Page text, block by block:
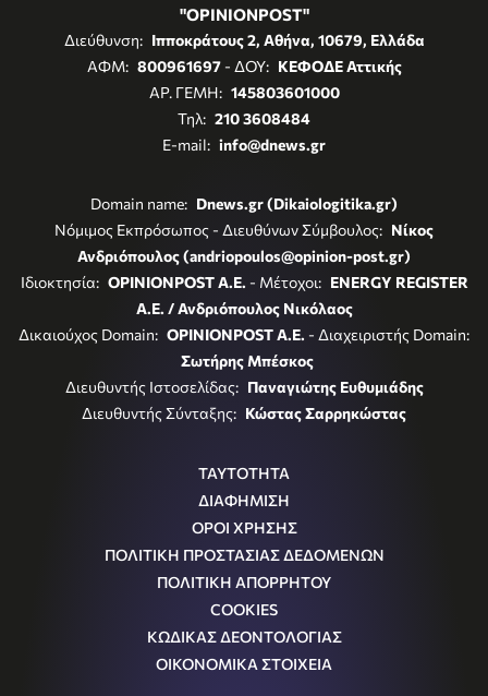
"OPINIONPOST"
Διεύθυνση: Ιπποκράτους 2, Αθήνα, 10679, Ελλάδα
ΑΦΜ: 800961697- ΔΟΥ: ΚΕΦΟΔΕ Αττικής
ΑΡ. ΓΕΜΗ: 145803601000
Τηλ: 210 3608484
E-mail: info@dnews.gr
Domain name: Dnews.gr (Dikaiologitika.gr)
Νόμιμος Εκπρόσωπος - Διευθύνων Σύμβουλος: Νίκος
Ανδριόπουλος (andriopoulos@opinion-post.gr)
Ιδιοκτησία: OPINIONPOST A.E. - Μέτοχοι: ENERGY REGISTER
Α.Ε. / Ανδριόπουλος Νικόλαος
Δικαιούχος Domain: OPINIONPOST A.E. - Διαχειριστής Domain:
Σωτήρης Μπέσκος
Διευθυντής Ιστοσελίδας: Παναγιώτης Ευθυμιάδης
Διευθυντής Σύνταξης: Κώστας Σαρρηκώστας
ΤΑΥΤΟΤΗΤΑ
ΔΙΑΦΗΜΙΣΗ
ΟΡΟΙ ΧΡΗΣΗΣ
ΠΟΛΙΤΙΚΗ ΠΡΟΣΤΑΣΙΑΣ ΔΕΔΟΜΕΝΩΝ
ΠΟΛΙΤΙΚΗ ΑΠΟΡΡΗΤΟΥ
COOKIES
ΚΩΔΙΚΑΣ ΔΕΟΝΤΟΛΟΓΙΑΣ
ΟΙΚΟΝΟΜΙΚΑ ΣΤΟΙΧΕΙΑ